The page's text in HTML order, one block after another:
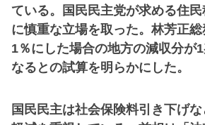
ている。国民民主党が求める住
に慎重な立場を取った。林芳正
1％にした場合の地方の減収分が
なるとの試算を明らかにした。
国民民主は社会保険料引き下げ